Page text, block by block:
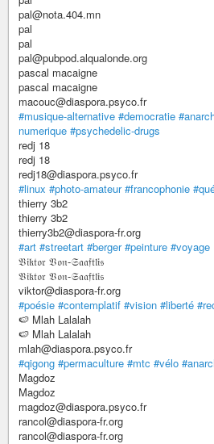
pal@nota.404.mn
pal
pal
pal@pubpod.alqualonde.org
pascal macaigne
pascal macaigne
macouc@diaspora.psyco.fr
#musique-alternative #democratie
numerique #psychedelic-drugs
redj 18
redj 18
redj18@diaspora.psyco.fr
#linux #photo-amateur #francophonie
thierry 3b2
thierry 3b2
thierry3b2@diaspora-fr.org
#art #streetart #berger #peinture #voyage
𝔙𝔦𝔨𝔱𝔬𝔯 𝔙𝔬𝔫-𝔖𝔞𝔞𝔣𝔱𝔩𝔦𝔰
𝔙𝔦𝔨𝔱𝔬𝔯 𝔙𝔬𝔫-𝔖𝔞𝔞𝔣𝔱𝔩𝔦𝔰
viktor@diaspora-fr.org
#poésie #contemplatif #vision #liberté
🍉 Mlah Lalalah
🍉 Mlah Lalalah
mlah@diaspora.psyco.fr
#qigong #permaculture #mtc #vélo
Magdoz
Magdoz
magdoz@diaspora.psyco.fr
rancol@diaspora-fr.org
rancol@diaspora-fr.org